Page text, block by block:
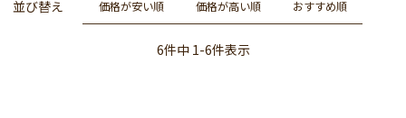
並び替え 価格が安い順 価格が高い順 おすすめ順
6件中 1-6件表示